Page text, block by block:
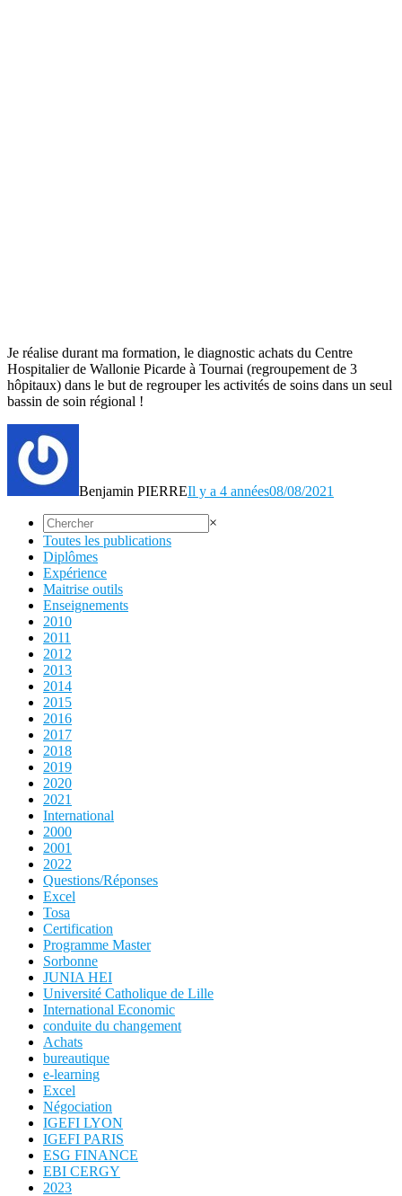
Je réalise durant ma formation, le diagnostic achats du Centre
Hospitalier de Wallonie Picarde à Tournai (regroupement de 3
hôpitaux) dans le but de regrouper les activités de soins dans un seul
bassin de soin régional !
Benjamin PIERREIl y a 4 années08/08/2021
×
Toutes les publications
Diplômes
Expérience
Maitrise outils
Enseignements
2010
2011
2012
2013
2014
2015
2016
2017
2018
2019
2020
2021
International
2000
2001
2022
Questions/Réponses
Excel
Tosa
Certification
Programme Master
Sorbonne
JUNIA HEI
Université Catholique de Lille
International Economic
conduite du changement
Achats
bureautique
e-learning
Excel
Négociation
IGEFI LYON
IGEFI PARIS
ESG FINANCE
EBI CERGY
2023